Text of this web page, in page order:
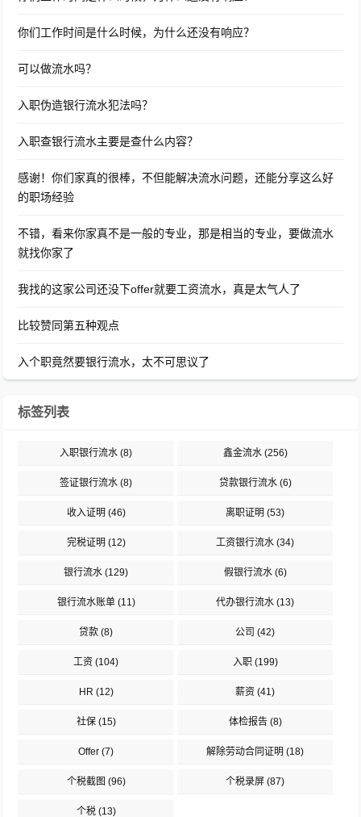
你们工作时间是什么时候，为什么还没有响应？
可以做流水吗？
入职伪造银行流水犯法吗？
入职查银行流水主要是查什么内容？
感谢！你们家真的很棒，不但能解决流水问题，还能分享这么好
的职场经验
不错，看来你家真不是一般的专业，那是相当的专业，要做流水
就找你家了
我找的这家公司还没下offer就要工资流水，真是太气人了
比较赞同第五种观点
入个职竟然要银行流水，太不可思议了
标签列表
入职银行流水 (8) 鑫金流水(256)
签证银行流水 (8) 贷款银行流水(6)
收入证明 (46) 离职证明 (53)
完税证明 (12) 工资银行流水 (34)
银行流水 (129) 假银行流水(6)
银行流水账单(11) 代办银行流水 (13)
贷款 (8) 公司 (42)
工资 (104) 入职 (199)
HR (12) 薪资 (41)
社保(15) 体检报告(8)
Offer (7) 解除劳动合同证明 (18)
个税截图 (96) 个税录屏 (87)
个税(13)